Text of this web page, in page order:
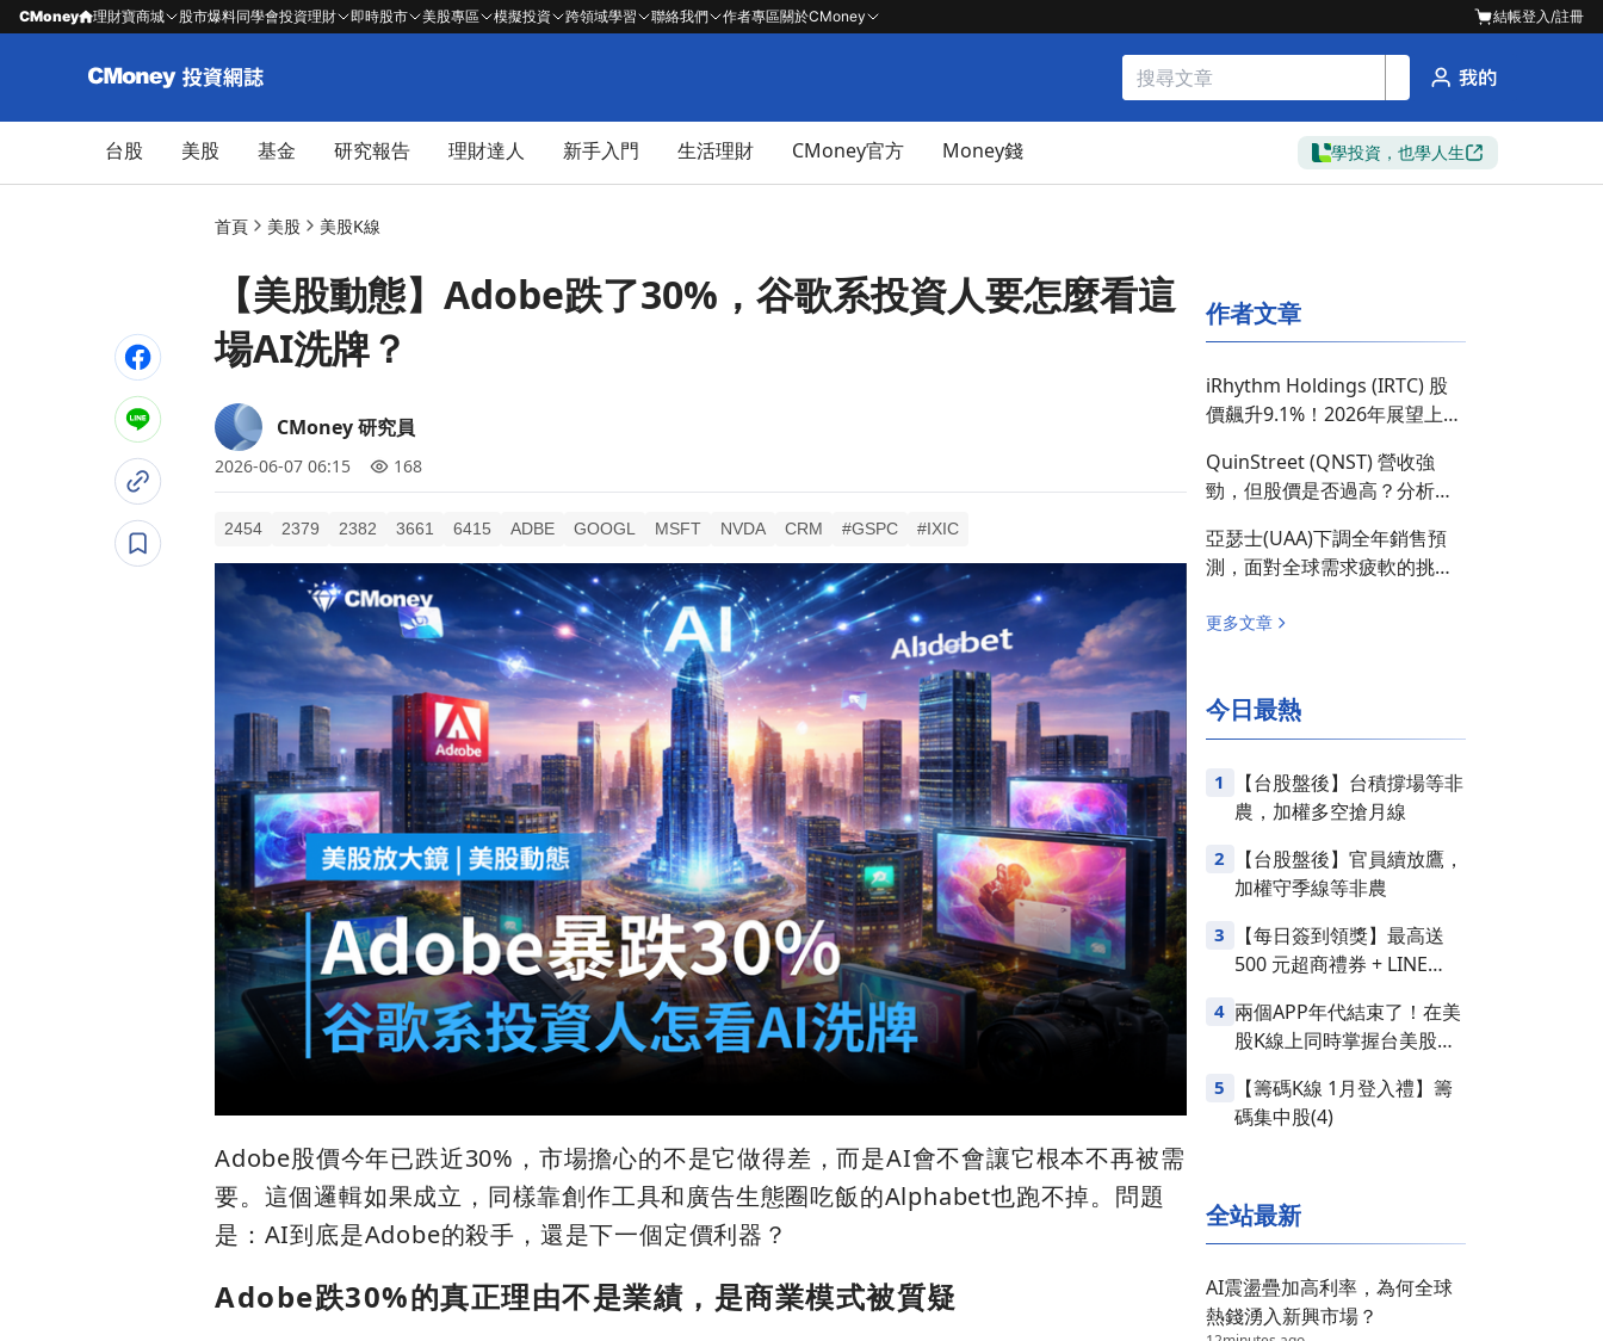
CMoney 理財寶商城 股市爆料同學會投資理財 即時股市 美股專區 模擬投資 跨領域學習 聯絡我們 作者專區關於CMoney 結帳登入/註冊
台股 美股 基金 研究報告 理財達人 新手入門 生活理財 CMoney官方 Money錢 學投資，也學人生
首頁 美股 美股K線
【美股動態】Adobe跌了30%，谷歌系投資人要怎麼看這
場AI洗牌？
CMoney 研究員
2026-06-07 06:15 168
2454 2379 2382 3661 6415 ADBE GOOGL MSFT NVDA CRM #GSPC #IXIC
Adobe股價今年已跌近30%，市場擔心的不是它做得差，而是AI會不會讓它根本不再被需
要。這個邏輯如果成立，同樣靠創作工具和廣告生態圈吃飯的Alphabet也跑不掉。問題
是：AI到底是Adobe的殺手，還是下一個定價利器？
Adobe跌30%的真正理由不是業績，是商業模式被質疑
作者文章
iRhythm Holdings (IRTC) 股
價飆升9.1%！2026年展望上調
注
QuinStreet (QNST) 營收強
勁，但股價是否過高？分析
亞瑟士(UAA)下調全年銷售預
測，面對全球需求疲軟的挑
更多文章
今日最熱
1
【台股盤後】台積撐場等非
農，加權多空搶月線
2
【台股盤後】官員續放鷹，
加權守季線等非農
3
【每日簽到領獎】最高送
500 元超商禮券 + LINE
4 兩個APP年代結束了！在美
股K線上同時掌握台美股損
5
【籌碼K線 1月登入禮】籌
碼集中股(4)
全站最新
AI震盪疊加高利率，為何全球
熱錢湧入新興市場？